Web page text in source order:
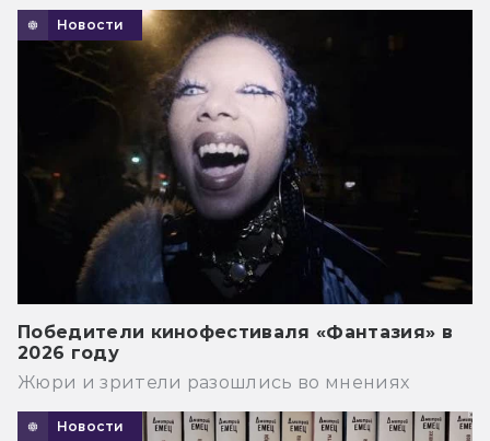
Новости
Победители кинофестиваля «Фантазия» в
2026 году
Жюри и зрители разошлись во мнениях
Новости